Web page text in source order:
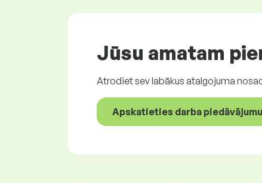
Jūsu amatam
Atrodiet sev labākus atalgojuma
Apskatieties darba